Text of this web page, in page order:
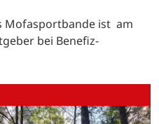
Mofasportbande ist am
bei Benefiz-